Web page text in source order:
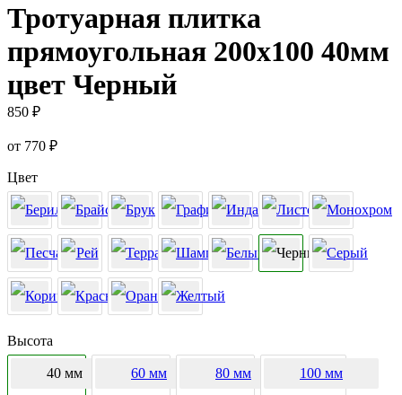
Тротуарная плитка
прямоугольная 200х100 40мм
цвет Черный
850 ₽
от 770 ₽
Цвет
Высота
40 мм 60 мм 80 мм 100 мм